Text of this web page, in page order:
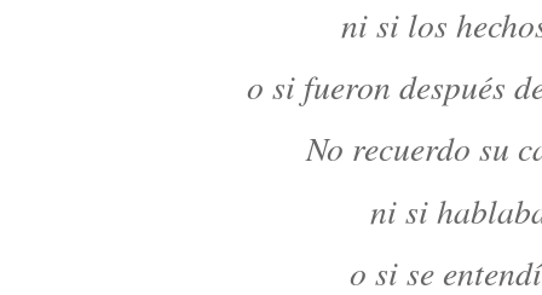
ni si los
o si fueron después
No recuerdo su
ni si
o si se